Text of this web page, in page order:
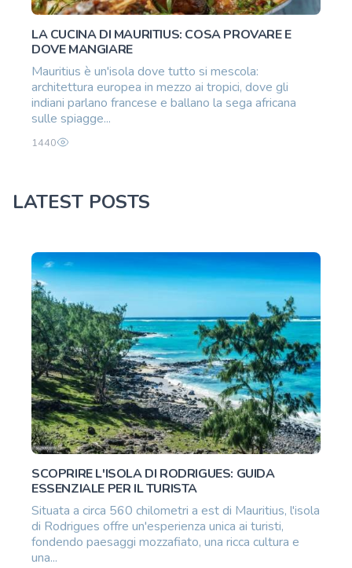
LA CUCINA DI MAURITIUS: COSA PROVARE E
DOVE MANGIARE
Mauritius è un'isola dove tutto si mescola:
architettura europea in mezzo ai tropici, dove gli
indiani parlano francese e ballano la sega africana
sulle spiagge...
1440
LATEST POSTS
SCOPRIRE L'ISOLA DI RODRIGUES: GUIDA
ESSENZIALE PER IL TURISTA
Situata a circa 560 chilometri a est di Mauritius, l'isola
di Rodrigues offre un'esperienza unica ai turisti,
fondendo paesaggi mozzafiato, una ricca cultura e
una...